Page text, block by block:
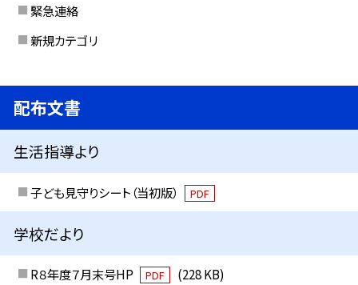
緊急連絡
新規カテゴリ
配布文書
生活指導より
子ども見守りシート（当初版） PDF
学校だより
R８年度７月末号HP PDF
(228 KB)